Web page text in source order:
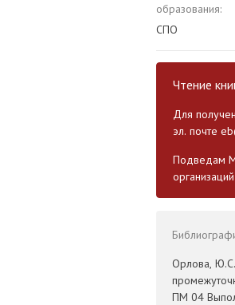
образования:
СПО
Чтение
Для
эл. почте
Подведам
организаций
Орлова,
ПМ 04